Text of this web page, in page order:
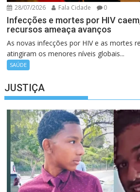
28/07/2026 Fala Cidade 0
Infecções e mortes por HIV
recursos ameaça avanços
As novas infecções por HIV e as mortes
atingiram os menores níveis globais...
SAÚDE
JUSTIÇA